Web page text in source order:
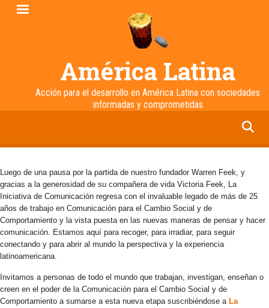
Pasar
América Latina
Acción para el desarrollo en América Latina con sociedades
informadas y comprometidas
Luego de una pausa por la partida de nuestro fundador Warren Feek, y
gracias a la generosidad de su compañera de vida Victoria Feek, La
Iniciativa de Comunicación regresa con el invaluable legado de más de 25
años de trabajo en Comunicación para el Cambio Social y de
Comportamiento y la vista puesta en las nuevas maneras de pensar y hacer
comunicación. Estamos aquí para recoger, para irradiar, para seguir
conectando y para abrir al mundo la perspectiva y la experiencia
latinoamericana.
Invitamos a personas de todo el mundo que trabajan, investigan, enseñan o
creen en el poder de la Comunicación para el Cambio Social y de
Comportamiento a sumarse a esta nueva etapa suscribiéndose a La